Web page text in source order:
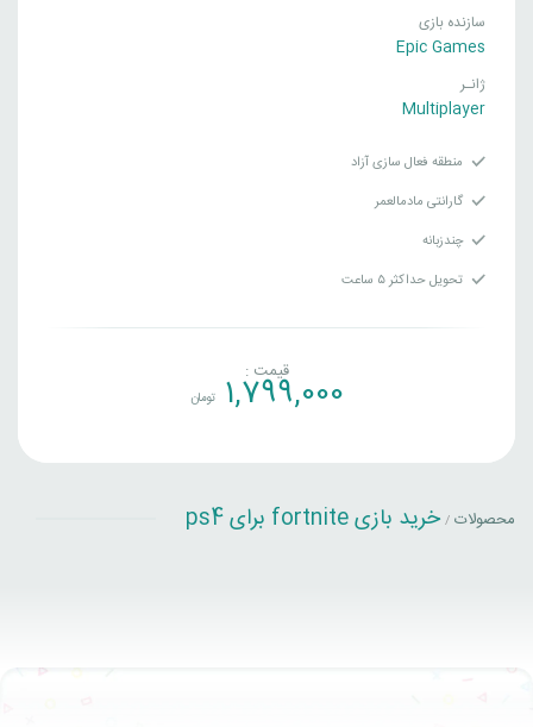
سازنده بازی
Epic Games
ژانـر
Multiplayer
منطقه فعال سازی آزاد
گارانتی مادمالعمر
چندزبانه
تحویل حداکثر ۵ ساعت
قیمت :
1,799,000 تومان
محصولات / خرید بازی fortnite برای ps4